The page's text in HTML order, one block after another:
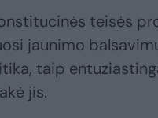
teisės
jaunimo
taip
jis.